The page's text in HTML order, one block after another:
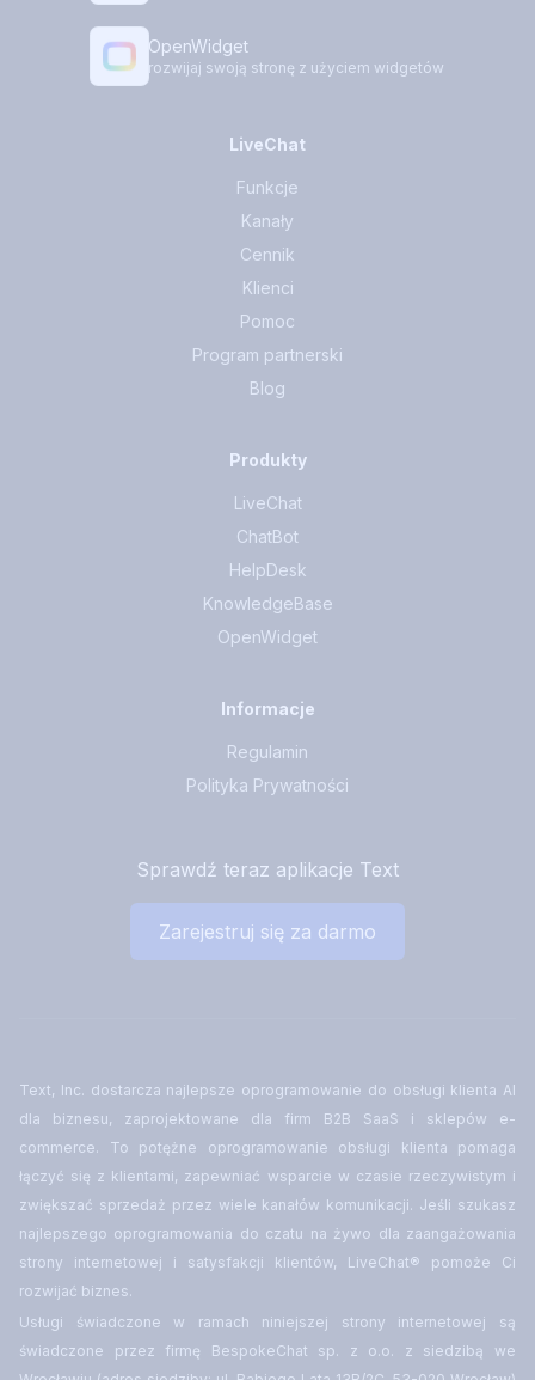
OpenWidget
rozwijaj swoją stronę z użyciem widgetów
LiveChat
Funkcje
Kanały
Cennik
Klienci
Pomoc
Program partnerski
Blog
Produkty
LiveChat
ChatBot
HelpDesk
KnowledgeBase
OpenWidget
Informacje
Regulamin
Polityka Prywatności
Sprawdź teraz aplikacje Text
Zarejestruj się za darmo
Text, Inc. dostarcza najlepsze oprogramowanie do obsługi klienta AI
dla biznesu, zaprojektowane dla firm B2B SaaS i sklepów e-
commerce. To potężne oprogramowanie obsługi klienta pomaga
łączyć się z klientami, zapewniać wsparcie w czasie rzeczywistym i
zwiększać sprzedaż przez wiele kanałów komunikacji. Jeśli szukasz
najlepszego oprogramowania do czatu na żywo dla zaangażowania
strony internetowej i satysfakcji klientów, LiveChat® pomoże Ci
rozwijać biznes.
Usługi świadczone w ramach niniejszej strony internetowej są
świadczone przez firmę BespokeChat sp. z o.o. z siedzibą we